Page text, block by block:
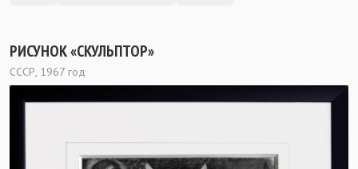
РИСУНОК «СКУЛЬПТОР»
СССР, 1967 год